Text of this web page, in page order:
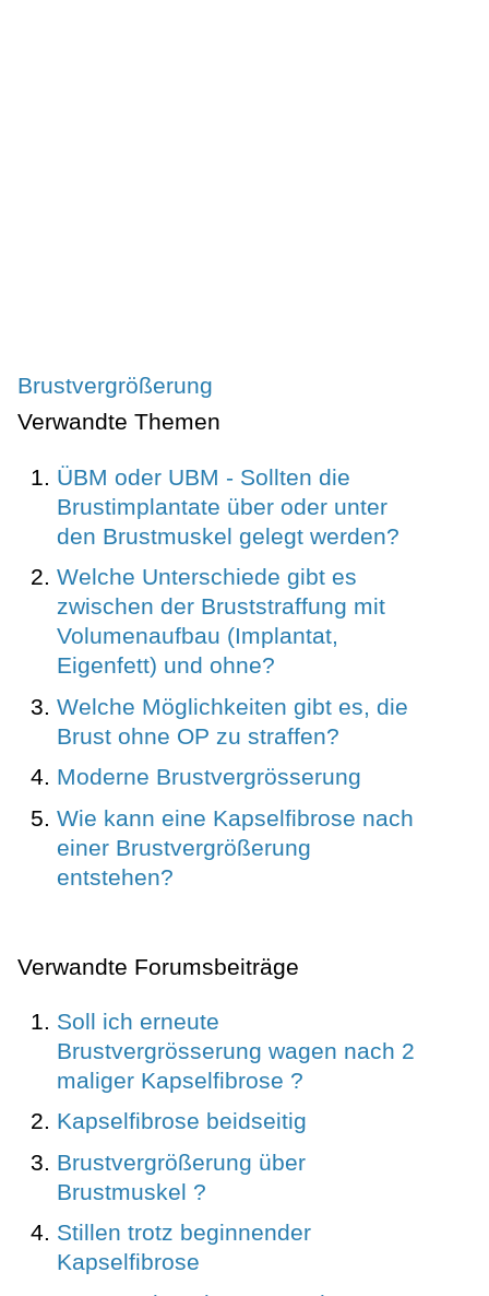
Brustvergrößerung
Verwandte Themen
ÜBM oder UBM - Sollten die
Brustimplantate über oder unter
den Brustmuskel gelegt werden?
Welche Unterschiede gibt es
zwischen der Bruststraffung mit
Volumenaufbau (Implantat,
Eigenfett) und ohne?
Welche Möglichkeiten gibt es, die
Brust ohne OP zu straffen?
Moderne Brustvergrösserung
Wie kann eine Kapselfibrose nach
einer Brustvergrößerung
entstehen?
Verwandte Forumsbeiträge
Soll ich erneute
Brustvergrösserung wagen nach 2
maliger Kapselfibrose ?
Kapselfibrose beidseitig
Brustvergrößerung über
Brustmuskel ?
Stillen trotz beginnender
Kapselfibrose